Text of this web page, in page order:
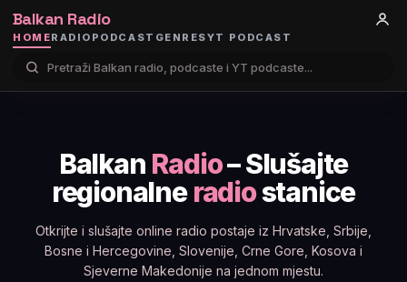
Balkan Radio
HOMERADIO PODCAST GENRESYT PODCAST
Balkan Radio– Slušajte
regionalneradiostanice
Otkrijte i slušajte online radio postaje iz Hrvatske, Srbije,
Bosne i Hercegovine, Slovenije, Crne Gore, Kosova i
Sjeverne Makedonije na jednom mjestu.